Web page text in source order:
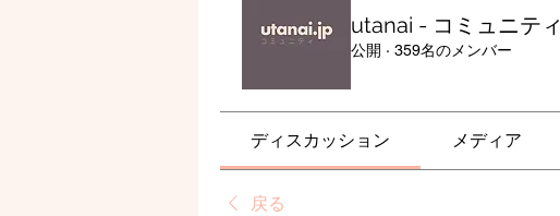
utanai - コミュニティ
公開 · 359名のメンバー
ディスカッション メディア
戻る